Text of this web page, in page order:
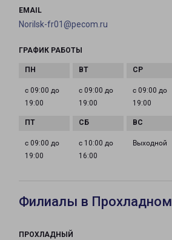
EMAIL
Norilsk-fr01@pecom.ru
ГРАФИК РАБОТЫ
с 09:00 до
19:00
с 09:00 до
19:00
с 09:00 до
19:00
с 09:00 до
19:00
с 10:00 до
16:00
Выходной
Филиалы в Прохладном
ПРОХЛАДНЫЙ